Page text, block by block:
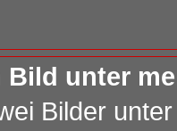
Bild unter
Bilder